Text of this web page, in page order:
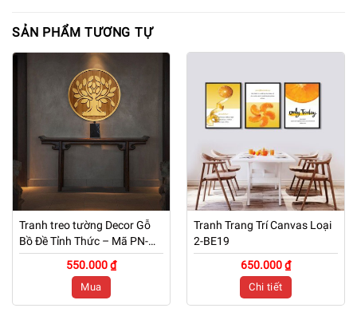
SẢN PHẨM TƯƠNG TỰ
Tranh treo tường Decor Gỗ
Bồ Đề Tỉnh Thức – Mã PN-
TG01
550.000 ₫
Mua
Tranh Trang Trí Canvas Loại
2-BE19
650.000 ₫
Chi tiết